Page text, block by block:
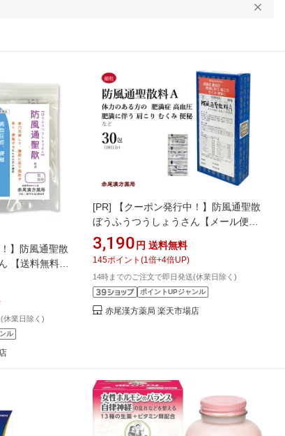
】防風通聖散
【送料無料】
1〜30日分
症 肥満薬 便秘
圧 肩こり 蓄
物 にきび ニ
【第2類医薬
休業日除く)
ル
[PR]
【クーポン発行中！】防風通聖散
ぼうふうつうしょうさん【メール便送
料無料】三和生薬 30包 サンワ エキス
細粒 漢方薬 肥満 高血圧 肩こり のぼせ
浮腫み むくみ 便秘 蓄膿症 副鼻腔炎 湿
疹 皮膚炎 にきび 第2類医薬品 セルフ
メディケーション税制対象
3,190円 送料無料
145ポイント (1 倍+4倍UP)
14時までのご注文で即日発送(休業日除く)
ポイントUPジャンル
赤尾漢方薬局 楽天市場店